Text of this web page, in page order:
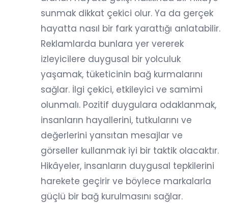
sunmak dikkat çekici olur. Ya da gerçek
hayatta nasıl bir fark yarattığı anlatabilir.
Reklamlarda bunlara yer vererek
izleyicilere duygusal bir yolculuk
yaşamak, tüketicinin bağ kurmalarını
sağlar. İlgi çekici, etkileyici ve samimi
olunmalı. Pozitif duygulara odaklanmak,
insanların hayallerini, tutkularını ve
değerlerini yansıtan mesajlar ve
görseller kullanmak iyi bir taktik olacaktır.
Hikâyeler, insanların duygusal tepkilerini
harekete geçirir ve böylece markalarla
güçlü bir bağ kurulmasını sağlar.